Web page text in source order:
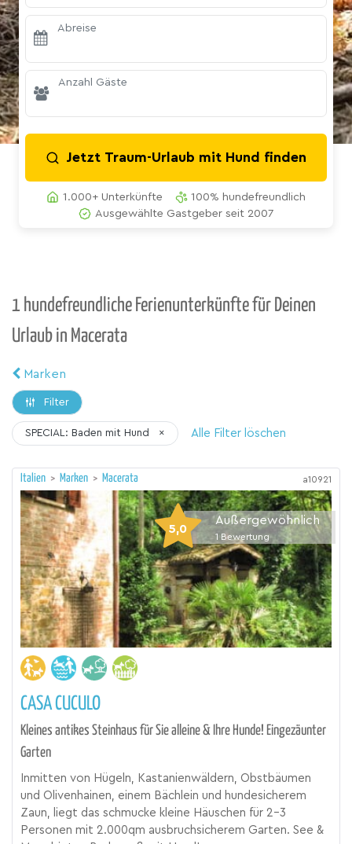
Abreise
Anzahl Gäste
Jetzt Traum-Urlaub mit Hund finden
1.000+ Unterkünfte
100% hundefreundlich
Ausgewählte Gastgeber seit 2007
1 hundefreundliche Ferienunterkünfte für Deinen
Urlaub in Macerata
Marken
Filter
SPECIAL: Baden mit Hund × Alle Filter löschen
Italien > Marken > Macerata a10921
5,0
Außergewöhnlich
1 Bewertung
CASA CUCULO
Kleines antikes Steinhaus für Sie alleine & Ihre Hunde! Eingezäunter
Garten
Inmitten von Hügeln, Kastanienwäldern, Obstbäumen
und Olivenhainen, einem Bächlein und hundesicherem
Zaun, liegt das schmucke kleine Häuschen für 2-3
Personen mit 2.000qm ausbruchsicherem Garten. See &